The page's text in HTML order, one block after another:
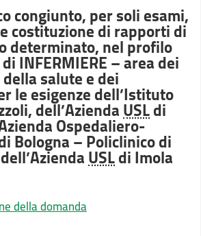
congiunto, per soli esami,
costituzione di rapporti di
determinato, nel profilo
INFERMIERE – area dei
salute e dei
le esigenze dell’Istituto
dell’AziendaUSLdi
Ospedaliero-
Bologna – Policlinico di
USLdi Imola
della domanda